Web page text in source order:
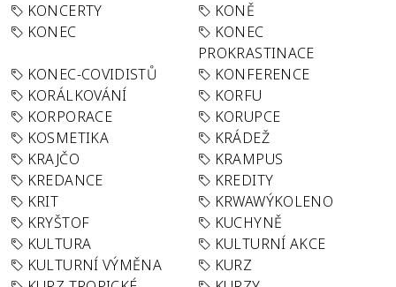
KONCERTY
KONĚ
KONEC
KONEC
PROKRASTINACE
KONEC-COVIDISTŮ
KONFERENCE
KORÁLKOVÁNÍ
KORFU
KORPORACE
KORUPCE
KOSMETIKA
KRÁDEŽ
KRAJČO
KRAMPUS
KREDANCE
KREDITY
KRIT
KRWAWÝKOLENO
KRYŠTOF
KUCHYNĚ
KULTURA
KULTURNÍ AKCE
KULTURNÍ VÝMĚNA
KURZ